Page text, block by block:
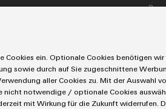
Cookie Richtlinie
ein. Optionale Cookies benötigen wir
sowie durch auf Sie zugeschnittene
aller Cookies zu. Mit der Auswahl
nicht notwendige / optionale Cookies
mit Wirkung für die Zukunft widerrufen.